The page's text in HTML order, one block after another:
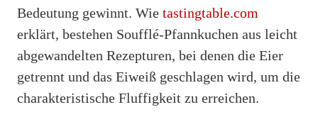
Bedeutung gewinnt. Wie tastingtable.com
erklärt, bestehen Soufflé-Pfannkuchen aus leicht
abgewandelten Rezepturen, bei denen die Eier
getrennt und das Eiweiß geschlagen wird, um die
charakteristische Fluffigkeit zu erreichen.